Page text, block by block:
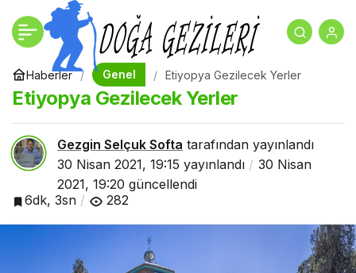
Haberler Genel Etiyopya Gezilecek Yerler
Etiyopya Gezilecek Yerler
Gezgin Selçuk Softa tarafından yayınlandı
30 Nisan 2021, 19:15 yayınlandı
30 Nisan
2021, 19:20 güncellendi
6dk, 3sn
282
Filistin Gezilecek Yerler + - Paylaş